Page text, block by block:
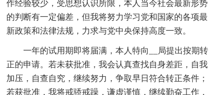
作经验较少，受思想认识所限，本人当今社会最新形势
的判断有一定偏差，但我将努力学习党和国家的各项最
新政策和法律法规，力求与党中央保持高度一致。
一年的试用期即将届满，本人特向__局提出按期转
正的申请。若未获批准，我会认真查找自身差距，自我
加压，自查自究，继续努力，争取早日符合转正条件；
若获批准，我将戒骄戒躁，谦虚谨慎，继续勤奋工作，